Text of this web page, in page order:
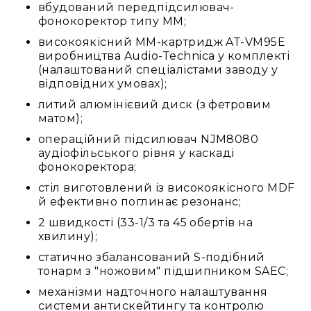
IP
телефонії
Для
офісів
та
колл-
центрів
Аксесуари
комплектуючі
Рішення
для
трансляцій
звуку
Готові
комплекти
нарад
і
конференцій
вбудований передпідсилювач-
фонокоректор типу MM;
високоякісний MM-картридж AT-VM95E
виробництва Audio-Technica у комплекті
(налаштований спеціалістами заводу у
відповідних умовах);
литий алюмінієвий диск (з фетровим
матом);
операційний підсилювач NJM8080
аудіофільського рівня у каскаді
фонокоректора;
стіл виготовлений із високоякісного MDF
й ефективно поглинає резонанс;
2 швидкості (33-1/3 та 45 обертів на
хвилину);
статично збалансований S-подібний
тонарм з "ножовим" підшипником SAEC;
механізми надточного налаштування
системи антискейтингу та контролю